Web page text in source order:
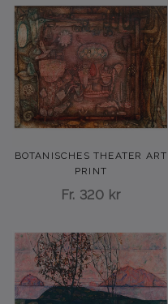
BOTANISCHES THEATER ART
PRINT
Fr. 320 kr